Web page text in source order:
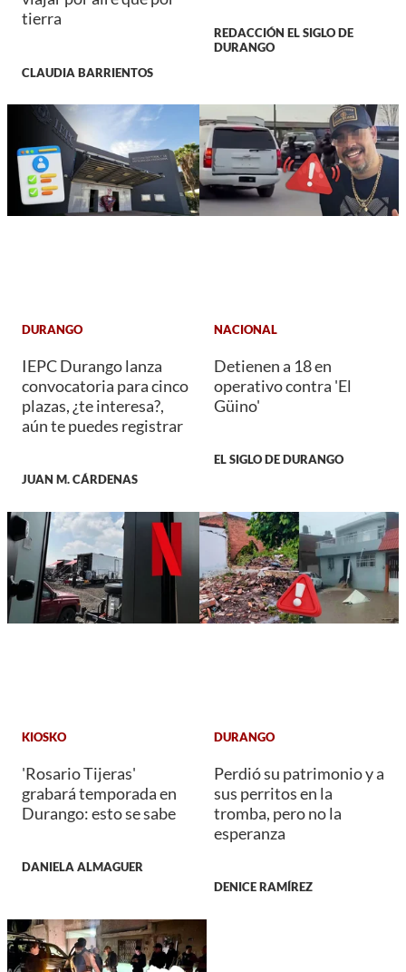
tierra
CLAUDIA BARRIENTOS
REDACCIÓN EL SIGLO DE
DURANGO
DURANGO
IEPC Durango lanza
convocatoria para cinco
plazas, ¿te interesa?,
aún te puedes registrar
JUAN M. CÁRDENAS
NACIONAL
Detienen a 18 en
operativo contra 'El
Güino'
EL SIGLO DE DURANGO
KIOSKO
'Rosario Tijeras'
grabará temporada en
Durango: esto se sabe
DANIELA ALMAGUER
DURANGO
Perdió su patrimonio y a
sus perritos en la
tromba, pero no la
esperanza
DENICE RAMÍREZ